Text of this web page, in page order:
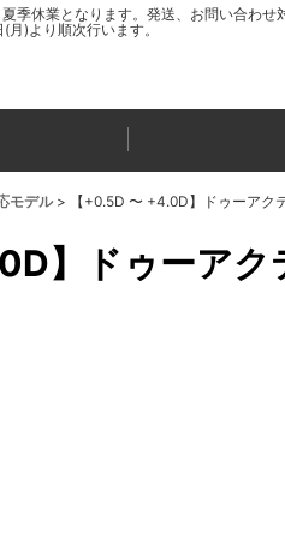
休業となります。発送、お問い合わせ
)より順次行います。
モデル > 【+0.5D 〜 +4.0D】ドゥーアク
】ドゥーアク